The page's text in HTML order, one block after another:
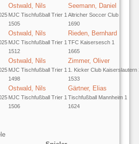
Ostwald, Nils
MJC Tischfußball Trier 1
1505
Seemann, Daniel
Altricher Soccer Club
1690
Ostwald, Nils
MJC Tischfußball Trier 1
1512
Rieden, Bernhard
TFC Kaisersesch 1
1665
Ostwald, Nils
MJC Tischfußball Trier 1
1498
Zimmer, Oliver
1. Kicker Club Kaiserslautern
1533
Ostwald, Nils
MJC Tischfußball Trier 1
1506
Gärtner, Elias
Tischfußball Mannheim 1
1624